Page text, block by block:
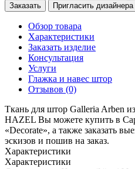
Заказать
Пригласить дизайнера
Обзор товара
Характеристики
Заказать изделие
Консультация
Услуги
Глажка и навес штор
Отзывов (0)
Ткань для штор Galleria Arben
HAZEL Вы можете купить в
«Decorate», а также заказать
эскизов и пошив на заказ.
Характеристики
Характеристики